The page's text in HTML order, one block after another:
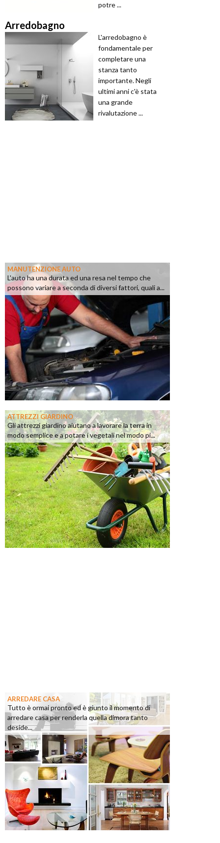
potre ...
Arredobagno
L'arredobagno è
fondamentale per
completare una
stanza tanto
importante. Negli
ultimi anni c'è stata
una grande
rivalutazione ...
MANUTENZIONE AUTO
L'auto ha una durata ed una resa nel tempo che
possono variare a seconda di diversi fattori, quali a...
ATTREZZI GIARDINO
Gli attrezzi giardino aiutano a lavorare la terra in
modo semplice e a potare i vegetali nel modo pi...
ARREDARE CASA
Tutto è ormai pronto ed è giunto il momento di
arredare casa per renderla quella dimora tanto
deside...